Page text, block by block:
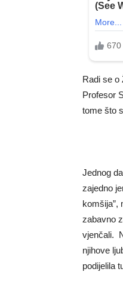
Radi se o
Profesor
tome što
Jednog
zajedno
komšija”,
zabavno
vjenčali.
njihove
podijelila